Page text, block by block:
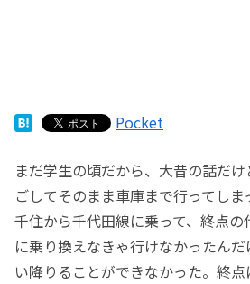
Pocket
まだ学生の頃だから、大昔の話だ
ごしてそのまま車庫まで行ってし
千住から千代田線に乗って、終点
に乗り換えなきゃ行けなかったん
い降りることができなかった。終